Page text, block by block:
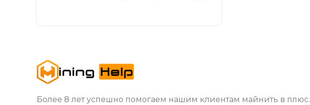
Более 8 лет успешно помогаем нашим клиентам майнить в плюс.